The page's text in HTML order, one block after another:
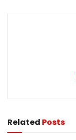
Related Posts